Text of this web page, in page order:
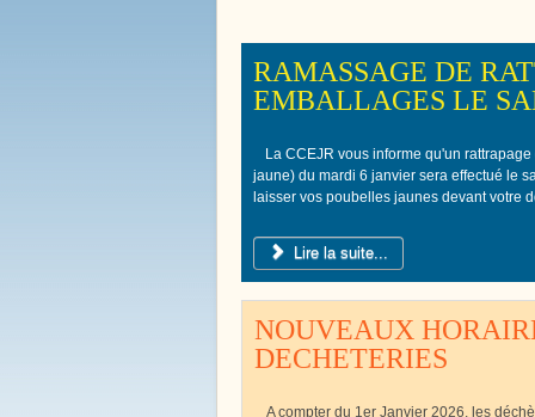
Bienvenue à
Boissy le
RAMASSAGE DE
EMBALLAGES LE
La CCEJR vous informe qu'un
jaune) du mardi 6 janvier sera effectué le
laisser vos poubelles jaunes devant votre
Lire la suite...
NOUVEAUX
DECHETERIES
A compter du 1er Janvier 2026, les